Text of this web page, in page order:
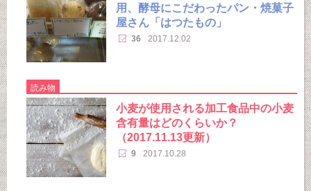
用、酵母にこだわったパン・焼菓子
屋さん「はつたもの」
36 2017.12.02
読み物
小麦が使用される加工食品中の小麦
含有量はどのくらいか？
（2017.11.13更新）
9 2017.10.28